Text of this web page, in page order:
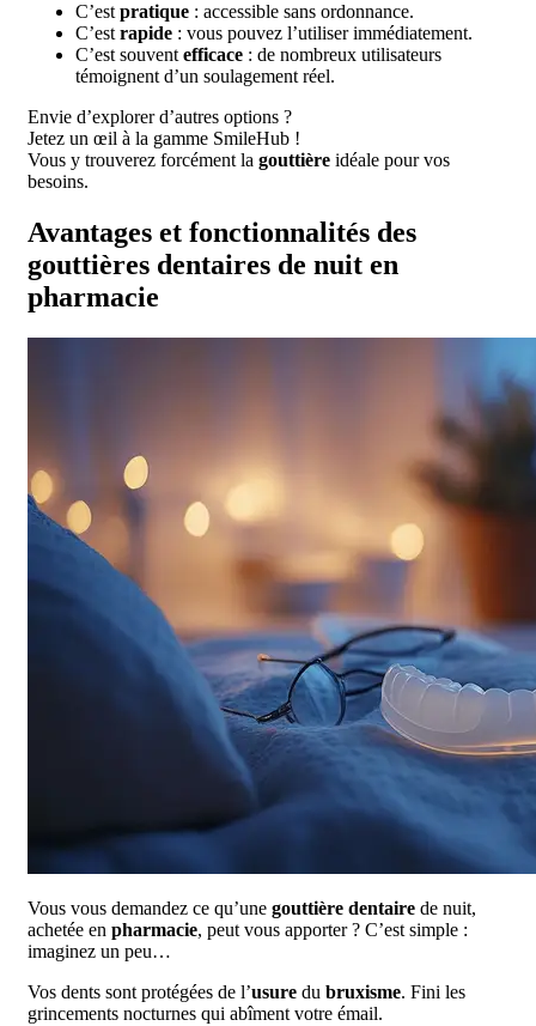
C’estpratique : accessible sans ordonnance.
C’estrapide : vous pouvez l’utiliser immédiatement.
C’est souventefficace : de nombreux utilisateurs
témoignent d’un soulagement réel.
Envie d’explorer d’autres options ?
Jetez un œil à la gamme SmileHub !
Vous y trouverez forcément la gouttière idéale pour vos
besoins.
Avantages et fonctionnalités des
gouttières dentaires de nuit en
pharmacie
Vous vous demandez ce qu’une gouttière dentaire de nuit,
achetée en pharmacie, peut vous apporter ? C’est simple :
imaginez un peu…
Vos dents sont protégées de l’usure du bruxisme. Fini les
grincements nocturnes qui abîment votre émail.